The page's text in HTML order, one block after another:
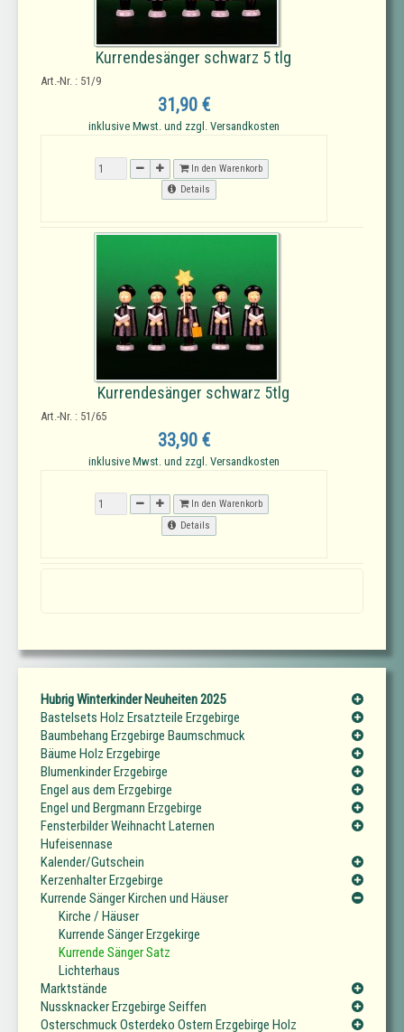
Kurrendesänger schwarz 5 tlg
Art.-Nr. : 51/9
31,90 €
inklusive Mwst. und zzgl. Versandkosten
In den Warenkorb
Details
Kurrendesänger schwarz 5tlg
Art.-Nr. : 51/65
33,90 €
inklusive Mwst. und zzgl. Versandkosten
In den Warenkorb
Details
Hubrig Winterkinder Neuheiten 2025
Bastelsets Holz Ersatzteile Erzgebirge
Baumbehang Erzgebirge Baumschmuck
Bäume Holz Erzgebirge
Blumenkinder Erzgebirge
Engel aus dem Erzgebirge
Engel und Bergmann Erzgebirge
Fensterbilder Weihnacht Laternen
Hufeisennase
Kalender/Gutschein
Kerzenhalter Erzgebirge
Kurrende Sänger Kirchen und Häuser
Kirche / Häuser
Kurrende Sänger Erzgekirge
Kurrende Sänger Satz
Lichterhaus
Marktstände
Nussknacker Erzgebirge Seiffen
Osterschmuck Osterdeko Ostern Erzgebirge Holz